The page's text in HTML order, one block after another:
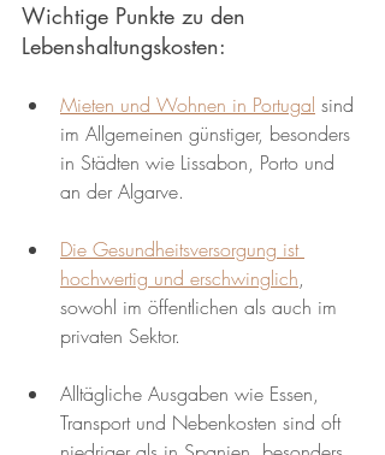
Wichtige Punkte zu den
Lebenshaltungskosten:
Mieten und Wohnen in Portugal sind
im Allgemeinen günstiger, besonders
in Städten wie Lissabon, Porto und
an der Algarve.
Die Gesundheitsversorgung ist
hochwertig und erschwinglich,
sowohl im öffentlichen als auch im
privaten Sektor.
Alltägliche Ausgaben wie Essen,
Transport und Nebenkosten sind oft